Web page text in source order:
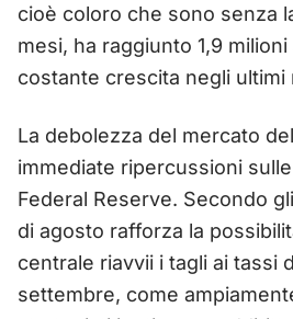
cioè coloro che sono senza
mesi, ha raggiunto 1,9
costante crescita negli ultimi
La debolezza del mercato
immediate ripercussioni
Federal Reserve. Secondo
di agosto rafforza la
centrale riavvii i tagli ai tassi
settembre, come